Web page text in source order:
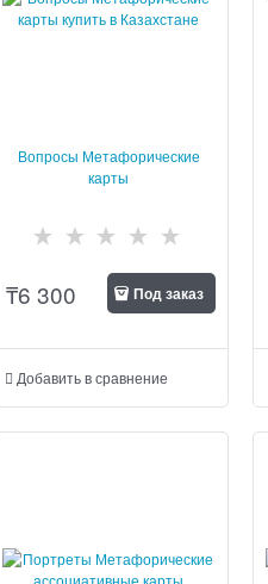
Вопросы Метафорические
карты
₸6 300 Под заказ
Добавить в сравнение